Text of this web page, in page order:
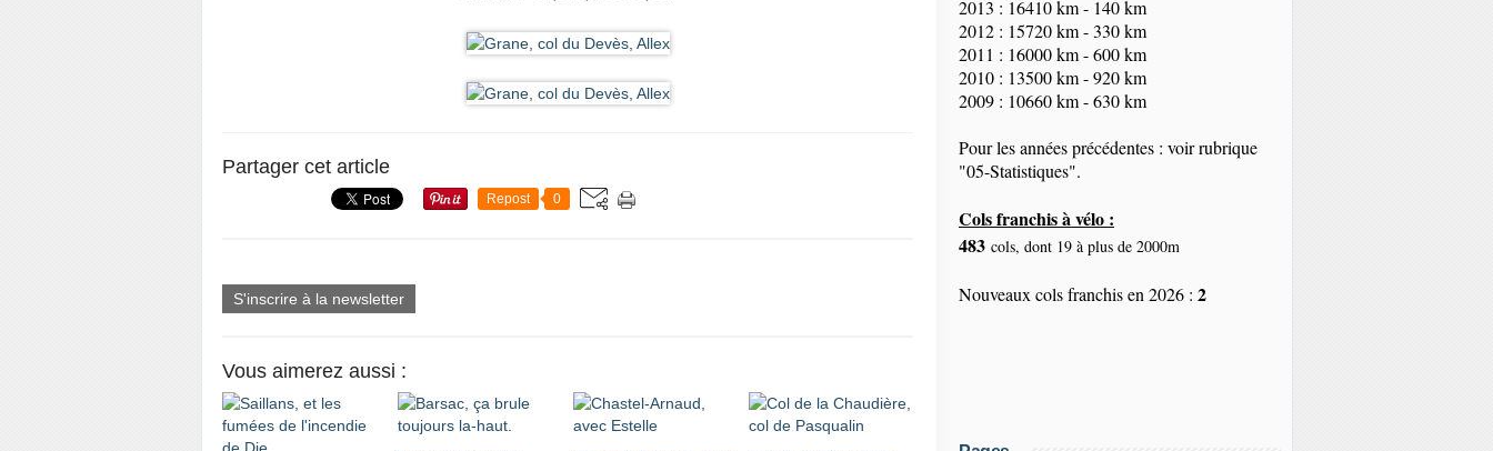
Partager cet article
Repost 0
S'inscrire à la newsletter
Vous aimerez aussi :
2013 : 16410 km - 140 km
2012 : 15720 km - 330 km
2011 : 16000 km - 600 km
2010 : 13500 km - 920 km
2009 : 10660 km - 630 km
Pour les années précédentes : voir rubrique
"05-Statistiques".
Cols franchis à vélo :
483 cols, dont 19 à plus de 2000m
Nouveaux cols franchis en 2026 : 2